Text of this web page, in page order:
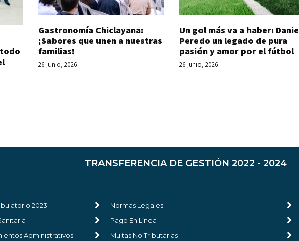
Gastronomía Chiclayana:
¡Sabores que unen a nuestras
familias!
26 junio, 2026
Un gol más va a haber:
Peredo un legado de pura
pasión y amor por el fútbol
26 junio, 2026
TRANSFERENCIA DE GESTIÓN 2022 - 2024
2023
Administrativos
Normas Legales
Pago En Línea
Multas No Tributarias